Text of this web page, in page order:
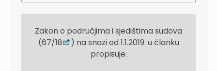
Zakon o područjima i sjedištima sudova
(67/18
) na snazi od 1.1.2019. u članku
propisuje: